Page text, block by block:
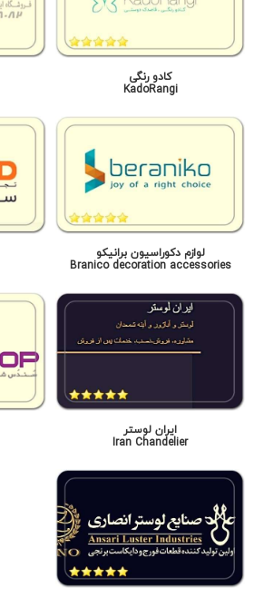
کادو رنگی
KadoRangi
لوازم دکوراسیون برانیکو
Branico decoration accessories
ایران لوستر
Iran Chandelier